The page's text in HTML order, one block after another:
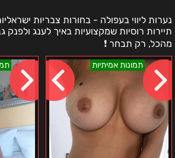
נערות ליווי בעפולה - בחורות צבריות
תיירות רוסיות שמקצועיות באיך לענג ולפנק
מהכל, רק תבחר ❗️
תמונות אמיתיות
חיפה
והסביבה
ירדן